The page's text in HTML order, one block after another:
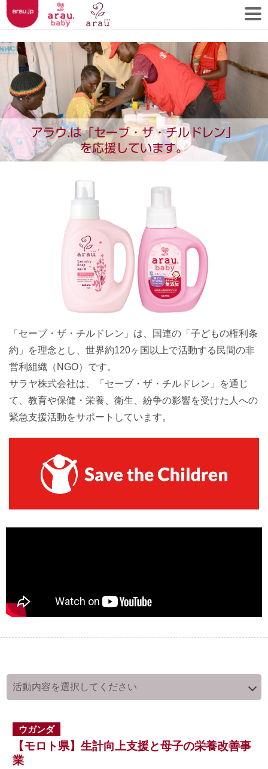
アラウ.は「セーブ・ザ・チルドレン」
を応援しています。
「セーブ・ザ・チルドレン」は、国連の「子どもの権利条
約」を理念とし、世界約120ヶ国以上で活動する民間の非
営利組織（NGO）です。
サラヤ株式会社は、「セーブ・ザ・チルドレン」を通じ
て、教育や保健・栄養、衛生、紛争の影響を受けた人への
緊急支援活動をサポートしています。
ウガンダ
【モロト県】生計向上支援と母子の栄養改善事
業